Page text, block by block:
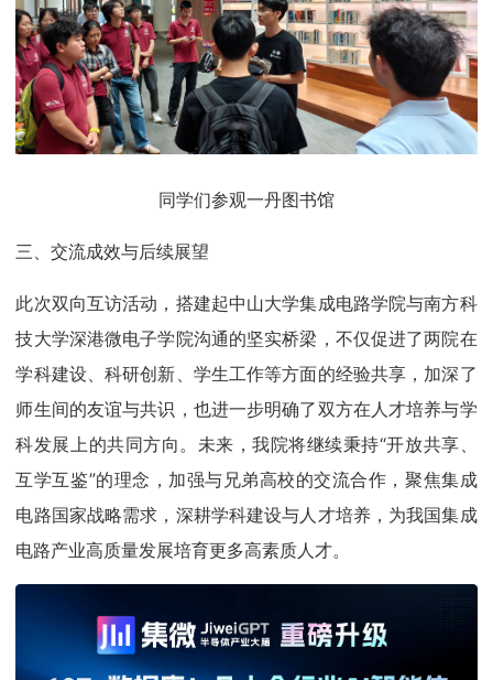
同学们参观一丹图书馆
三、交流成效与后续展望
此次双向互访活动，搭建起中山大学集成电路学院与南方科
技大学深港微电子学院沟通的坚实桥梁，不仅促进了两院在
学科建设、科研创新、学生工作等方面的经验共享，加深了
师生间的友谊与共识，也进一步明确了双方在人才培养与学
科发展上的共同方向。未来，我院将继续秉持“开放共享、
互学互鉴”的理念，加强与兄弟高校的交流合作，聚焦集成
电路国家战略需求，深耕学科建设与人才培养，为我国集成
电路产业高质量发展培育更多高素质人才。